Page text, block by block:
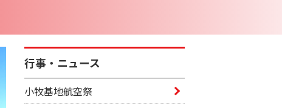
行事・ニュース
小牧基地航空祭